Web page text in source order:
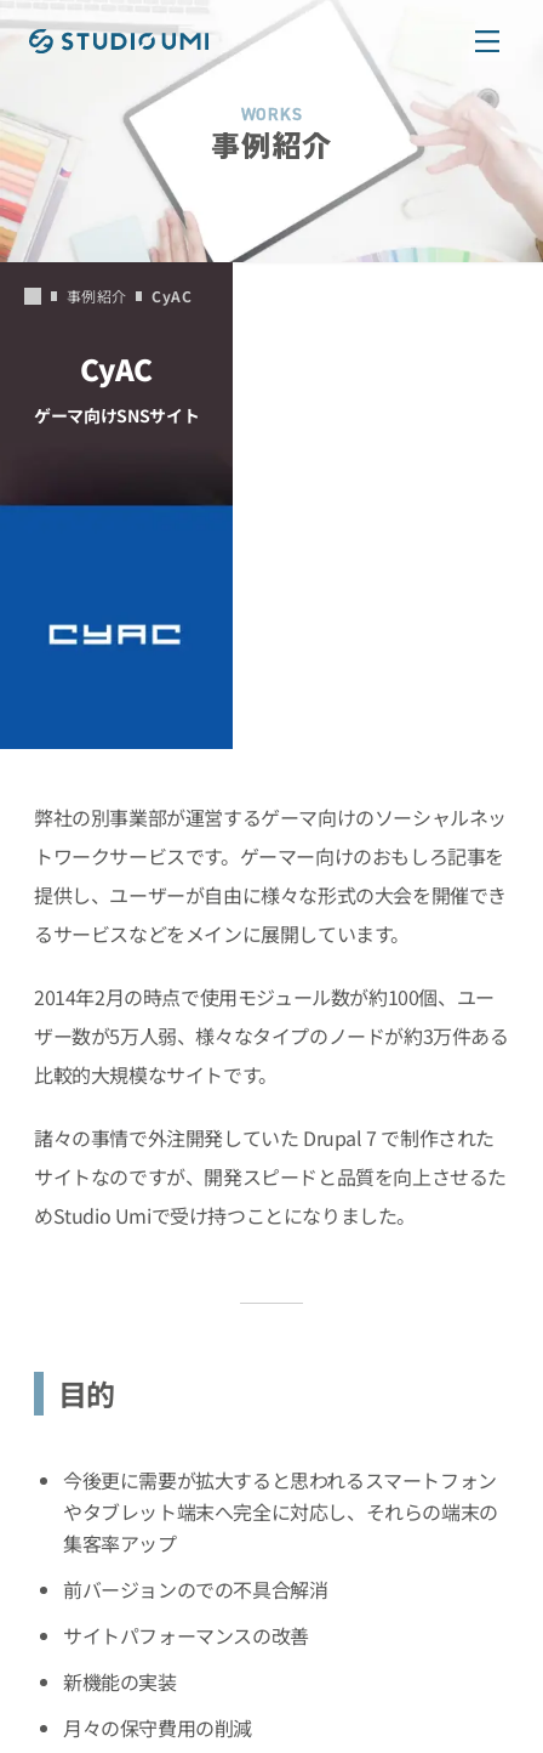
本文へ移動
WORKS
事例紹介
事例紹介 CyAC
CyAC
ゲーマ向けSNSサイト
弊社の別事業部が運営するゲーマ向けのソーシャルネッ
トワークサービスです。ゲーマー向けのおもしろ記事を
提供し、ユーザーが自由に様々な形式の大会を開催でき
るサービスなどをメインに展開しています。
2014年2月の時点で使用モジュール数が約100個、ユー
ザー数が5万人弱、様々なタイプのノードが約3万件ある
比較的大規模なサイトです。
諸々の事情で外注開発していた Drupal 7 で制作された
サイトなのですが、開発スピードと品質を向上させるた
めStudio Umiで受け持つことになりました。
目的
今後更に需要が拡大すると思われるスマートフォン
やタブレット端末へ完全に対応し、それらの端末の
集客率アップ
前バージョンのでの不具合解消
サイトパフォーマンスの改善
新機能の実装
月々の保守費用の削減